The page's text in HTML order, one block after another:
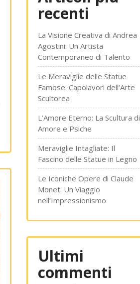
recenti
La Visione Creativa di Andrea
Agostini: Un Artista
Contemporaneo di Talento
Le Meraviglie delle Statue
Famose: Capolavori dell’Arte
Scultorea
L’Amore Eterno: La Scultura di
Amore e Psiche
Meraviglie Intagliate: Il
Fascino delle Statue in Legno
Le Iconiche Opere di Claude
Monet: Un Viaggio
nell’Impressionismo
Ultimi
commenti